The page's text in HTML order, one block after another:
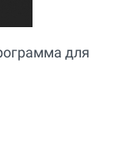
для